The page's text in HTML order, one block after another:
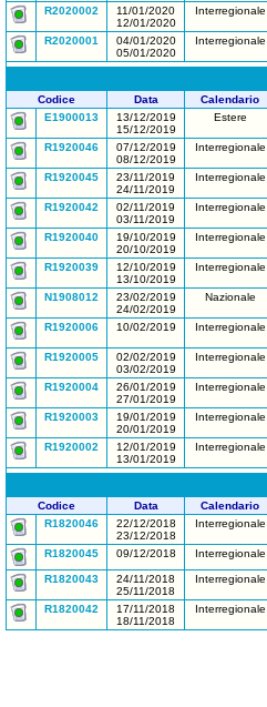
R2020002
11/01/2020
12/01/2020
Interregionale
R2020001
04/01/2020
05/01/2020
Interregionale
Codice Data Calendario
E1900013
13/12/2019
15/12/2019
Estere
R1920046
07/12/2019
08/12/2019
Interregionale
R1920045
23/11/2019
24/11/2019
Interregionale
R1920042
02/11/2019
03/11/2019
Interregionale
R1920040
19/10/2019
20/10/2019
Interregionale
R1920039
12/10/2019
13/10/2019
Interregionale
N1908012
23/02/2019
24/02/2019
Nazionale
R1920006
10/02/2019 Interregionale
R1920005
02/02/2019
03/02/2019
Interregionale
R1920004
26/01/2019
27/01/2019
Interregionale
R1920003
19/01/2019
20/01/2019
Interregionale
R1920002
12/01/2019
13/01/2019
Interregionale
Codice Data Calendario
R1820046
22/12/2018
23/12/2018
Interregionale
R1820045
09/12/2018 Interregionale
R1820043
24/11/2018
25/11/2018
Interregionale
R1820042
17/11/2018
18/11/2018
Interregionale